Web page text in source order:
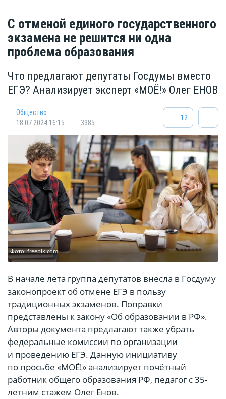
С отменой единого государственного
экзамена не решится ни одна
проблема образования
Что предлагают депутаты Госдумы вместо
ЕГЭ? Анализирует эксперт «МОЁ!» Олег ЕНОВ
Общество
18.07.2024 16:15
3385
12
Фото: freepik.com
В начале лета группа депутатов внесла в Госдуму
законопроект об отмене ЕГЭ в пользу
традиционных экзаменов. Поправки
представлены к закону «Об образовании в РФ».
Авторы документа предлагают также убрать
федеральные комиссии по организации
и проведению ЕГЭ. Данную инициативу
по просьбе «МОЁ!» анализирует почётный
работник общего образования РФ, педагог с 35-
летним стажем Олег Енов.